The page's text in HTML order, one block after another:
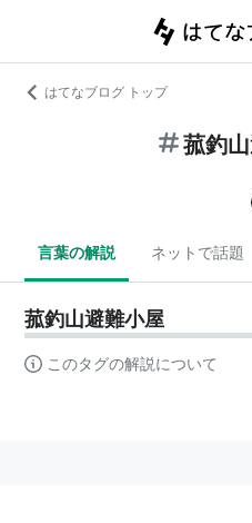
はてなブログ トップ
菰釣
言葉の解説 ネットで話題
菰釣山避難小屋
このタグの解説について